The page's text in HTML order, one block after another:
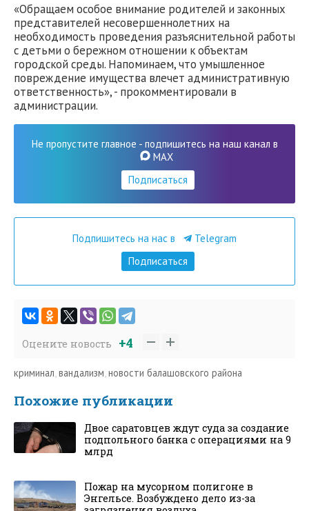
«Обращаем особое внимание родителей и законных
представителей несовершеннолетних на
необходимость проведения разъяснительной работы
с детьми о бережном отношении к объектам
городской среды. Напоминаем, что умышленное
повреждение имущества влечет административную
ответственность», - прокомментировали в
администрации.
Не пропустите главное - подпишитесь на наш канал в
MAX
Подписаться
Подпишитесь на нас в
Telegram
Подписаться
Оцените новость +4
криминал,вандализм,новости балашовского района
Похожие публикации
Двое саратовцев ждут суда за создание
подпольного банка с операциями на 9
млрд
Пожар на мусорном полигоне в
Энгельсе. Возбуждено дело из-за